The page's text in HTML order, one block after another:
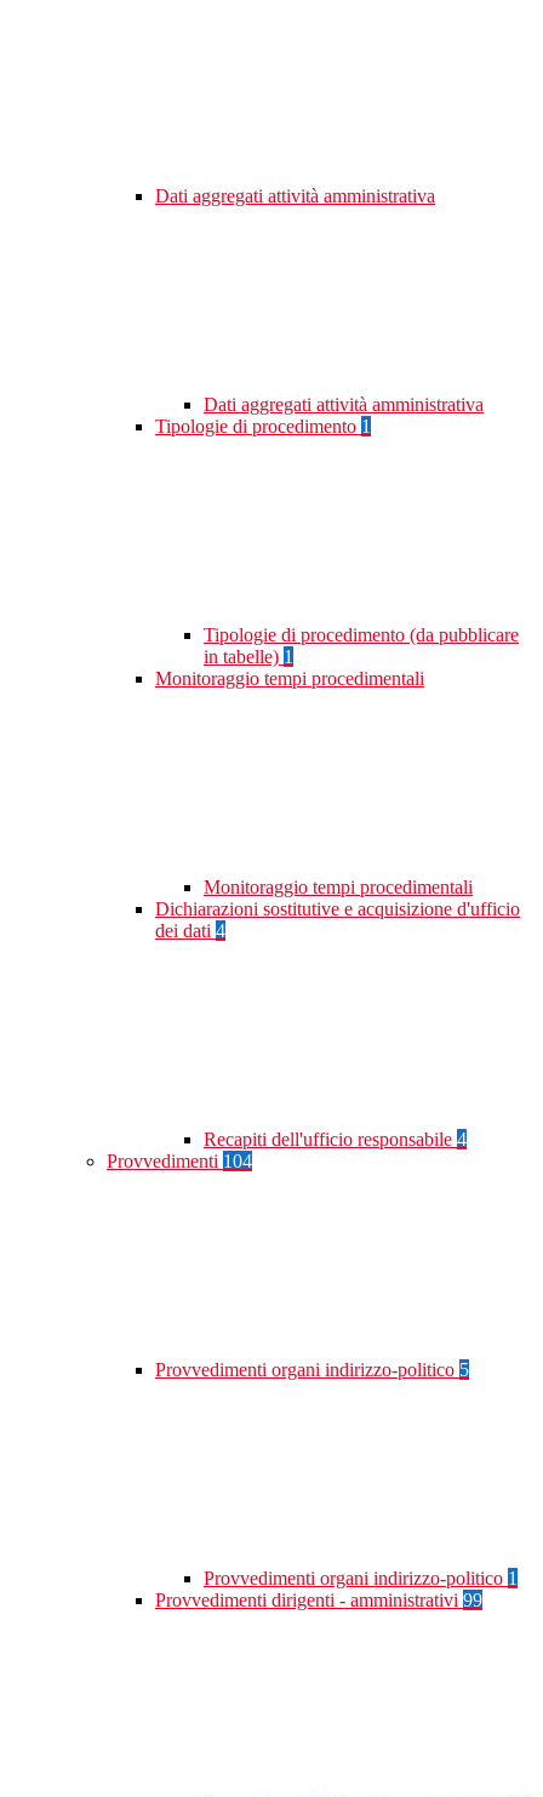
Dati aggregati attività amministrativa
Dati aggregati attività amministrativa
Tipologie di procedimento 1
Tipologie di procedimento (da pubblicare
in tabelle) 1
Monitoraggio tempi procedimentali
Monitoraggio tempi procedimentali
Dichiarazioni sostitutive e acquisizione d'ufficio
dei dati 4
Recapiti dell'ufficio responsabile 4
Provvedimenti 104
Provvedimenti organi indirizzo-politico 5
Provvedimenti organi indirizzo-politico 1
Provvedimenti dirigenti - amministrativi 99